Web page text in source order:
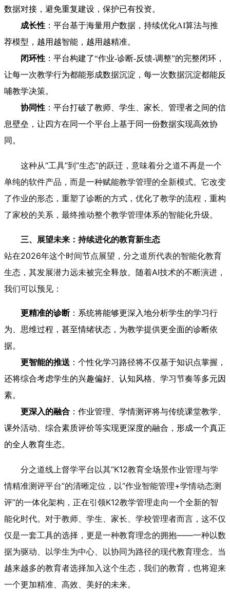
数据对接，避免重复建设，保护已有投资。
成长性 ：平台基于海量用户数据，持续优化AI算法与推
荐模型，越用越智能，越用越精准。
闭环性 ：平台构建了“作业-诊断-反馈-调整”的完整闭环，
让每一次教学行为都能形成数据沉淀，每一次数据沉淀都能反
哺教学决策。
协同性 ：平台打破了教师、学生、家长、管理者之间的信
息壁垒，让四方在同一个平台上基于同一份数据实现高效协
同。
这种从“工具”到“生态”的跃迁，意味着分之道不再是一个
单纯的软件产品，而是一种赋能教学管理的全新模式。它改变
了作业的形态，重塑了诊断的方式，优化了教学的流程，重构
了家校的关系，最终推动整个教学管理体系的智能化升级。
三、展望未来：持续进化的教育新生态
站在2026年这个时间节点展望，分之道所代表的智能化教育
生态，其发展潜力远未被完全释放。随着AI技术的不断演进，
我们可以预见：
更精准的诊断：系统将能够更深入地分析学生的学习行
为、思维过程，甚至情绪状态，为教学提供更全面的诊断依
据。
更智能的推送 ：个性化学习路径将不仅基于知识点掌握，
还将综合考虑学生的兴趣偏好、认知风格、学习节奏等多元因
素。
更深入的融合 ：作业管理、学情测评将与传统课堂教学、
课外活动、综合素质评价等实现更深度的融合，形成一个真正
的全人教育生态。
分之道线上督学平台以其“K12教育全场景作业管理与学
情精准测评平台”的清晰定位，以“作业智能管理+学情动态测
评”的一体化架构，正在引领K12教学管理走向一个全新的智
能化时代。对于教师、学生、家长、学校管理者而言，这不仅
仅是一套工具的选择，更是一种教育理念的拥抱——一种以数
据为驱动、以学生为中心、以协同为路径的现代教育理念。当
越来越多的教育者选择加入这个生态，我们的教育，也将迎来
一个更加精准、高效、美好的未来。